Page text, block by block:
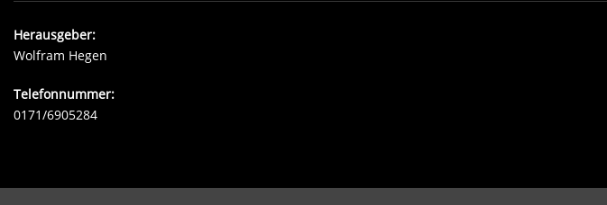
Herausgeber:
Wolfram Hegen
Telefonnummer:
0171/6905284